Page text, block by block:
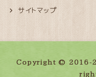
サイトマップ
Copyright © 2016-